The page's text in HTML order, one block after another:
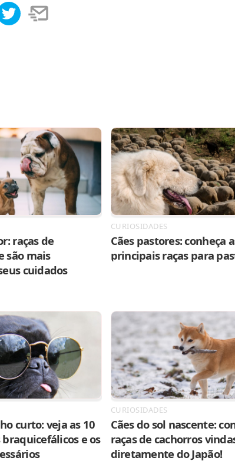
raças de
são mais
cuidados
CURIOSIDADES
Cães pastores: conheça
principais raças para
curto: veja as 10
braquicefálicos e os
CURIOSIDADES
Cães do sol nascente:
raças de cachorros
diretamente do Japão!